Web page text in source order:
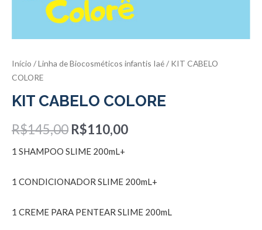
Início /Linha de Biocosméticos infantis Iaé/ KIT CABELO
COLORE
KIT CABELO COLORE
R$145,00 R$110,00
1 SHAMPOO SLIME 200mL+
1 CONDICIONADOR SLIME 200mL+
1 CREME PARA PENTEAR SLIME 200mL